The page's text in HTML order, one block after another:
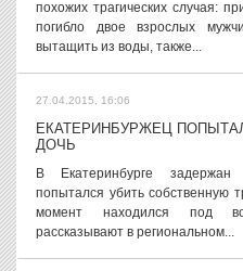
похожих трагических случая:
погибло двое взрослых
вытащить из воды, также...
27.04.2015, 16:06
ЕКАТЕРИНБУРЖЕЦ
ДОЧЬ
В Екатеринбурге
попытался убить собственную
момент находился под
рассказывают в региональном...